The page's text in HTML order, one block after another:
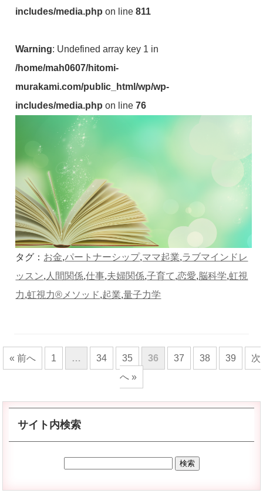
includes/media.php on line811
Warning: Undefined array key 1 in
/home/mah0607/hitomi-
murakami.com/public_html/wp/wp-
includes/media.php on line76
タグ： お金,パートナーシップ,ママ起業,ラブマインドレ
ッスン, 人間関係,仕事,夫婦関係,子育て,恋愛, 脳科学,虹視
力,虹視力®️メソッド,起業,量子力学
« 前へ 1 … 34 35 36 37 38 39
次
へ »
サイト内検索